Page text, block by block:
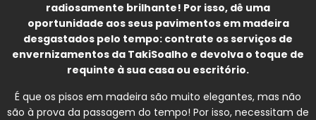
radiosamente brilhante! Por isso, dê uma
oportunidade aos seus pavimentos em madeira
desgastados pelo tempo: contrate os serviços de
envernizamentos da TakiSoalho e devolva o toque de
requinte à sua casa ou escritório.
É que os pisos em madeira são muito elegantes, mas não
são à prova da passagem do tempo! Por isso, necessitam de